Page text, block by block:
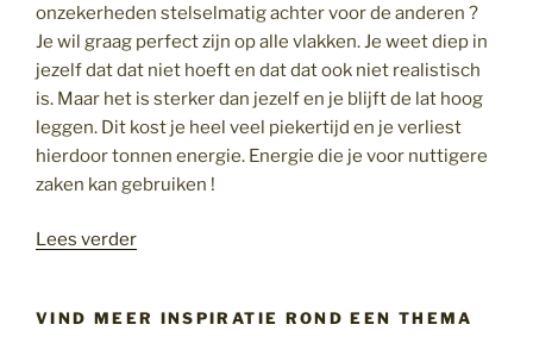
onzekerheden stelselmatig achter voor de anderen ?
Je wil graag perfect zijn op alle vlakken. Je weet diep in
jezelf dat dat niet hoeft en dat dat ook niet realistisch
is. Maar het is sterker dan jezelf en je blijft de lat hoog
leggen. Dit kost je heel veel piekertijd en je verliest
hierdoor tonnen energie. Energie die je voor nuttigere
zaken kan gebruiken !
Lees verder“Accepteer
je
VIND MEER INSPIRATIE ROND EEN THEMA